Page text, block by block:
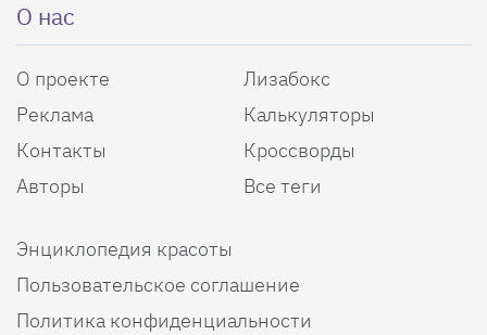
О нас
О проекте
Реклама
Контакты
Авторы
Лизабокс
Калькуляторы
Кроссворды
Все теги
Энциклопедия красоты
Пользовательское соглашение
Политика конфиденциальности